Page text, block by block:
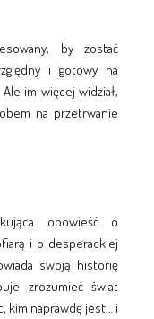
by zostać
i gotowy na
im więcej widział,
na przetrwanie
opowieść o
i o desperackiej
swoją historię
zrozumieć świat
kim naprawdę jest… i